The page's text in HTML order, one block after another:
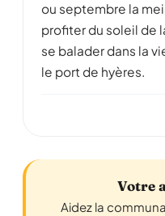
ou septembre la
profiter du soleil de
se balader dans la
le port de hyères.
Votre
Aidez la